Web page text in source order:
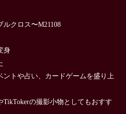
クロス〜M21108
身
ントや占い、カードゲームを盛り上
TikTokerの撮影小物としてもおすす